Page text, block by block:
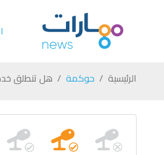
الرئيسية حوكمة هل تنطلق